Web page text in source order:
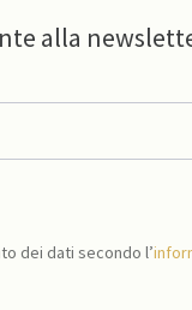
alla
dei dati secondo l’